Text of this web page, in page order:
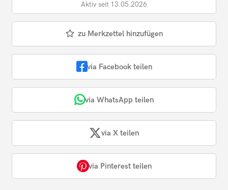
Aktiv seit 13.05.2026
zu Merkzettel hinzufügen
via Facebook teilen
via WhatsApp teilen
via X teilen
via Pinterest teilen